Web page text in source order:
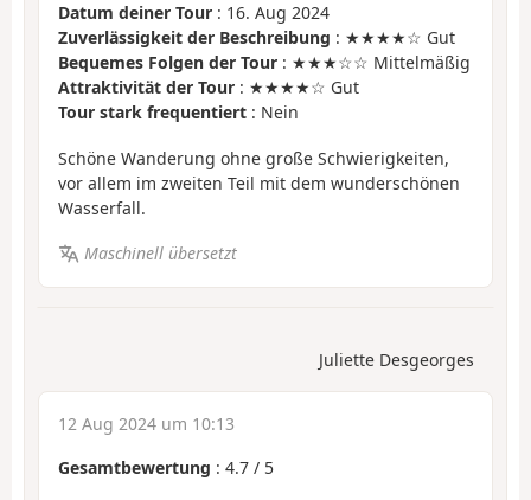
Datum deiner Tour : 16. Aug 2024
Zuverlässigkeit der Beschreibung : ★★★★☆ Gut
Bequemes Folgen der Tour : ★★★☆☆ Mittelmäßig
Attraktivität der Tour : ★★★★☆ Gut
Tour stark frequentiert : Nein
Schöne Wanderung ohne große Schwierigkeiten,
vor allem im zweiten Teil mit dem wunderschönen
Wasserfall.
Maschinell übersetzt
Juliette Desgeorges
12 Aug 2024 um 10:13
Gesamtbewertung : 4.7 / 5